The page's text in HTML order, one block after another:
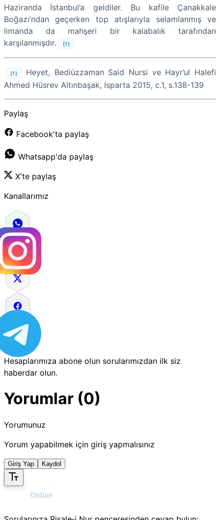
Haziranda İstanbul’a geldiler. Bu kafile Çanakkale
Boğazı’ndan geçerken top atışlarıyla selamlanmış ve
limanda da mahşeri bir kalabalık tarafından
karşılanmışdır.
[1]
[1]
Heyet, Bediüzzaman Said Nursi ve Hayr’ul Halefi
Ahmed Hüsrev Altınbaşak, Isparta 2015, c.1, s.138-139
Paylaş
Facebook'ta paylaş
Whatsapp'da paylaş
X'te paylaş
Kanallarımız
Hesaplarımıza abone olun sorularımızdan ilk siz
haberdar olun.
Yorumlar (0)
Yorumunuz
Yorum yapabilmek için giriş yapmalısınız
Giriş Yap Kaydol